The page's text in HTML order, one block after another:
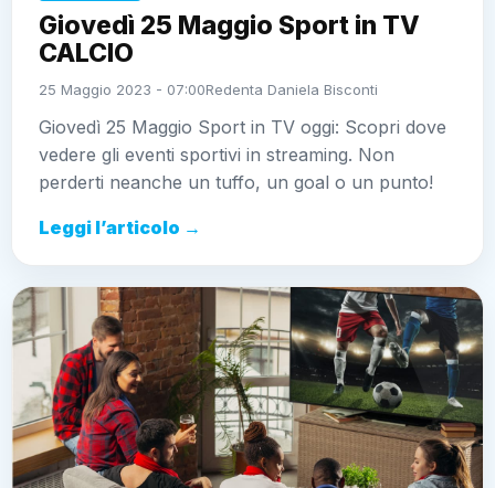
Giovedì 25 Maggio Sport in TV
CALCIO
25 Maggio 2023 - 07:00Redenta Daniela Bisconti
Giovedì 25 Maggio Sport in TV oggi: Scopri dove
vedere gli eventi sportivi in streaming. Non
perderti neanche un tuffo, un goal o un punto!
Leggi l’articolo →